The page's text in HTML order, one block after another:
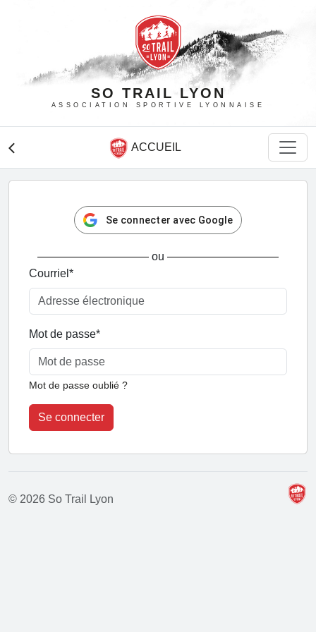
SO TRAIL LYON
ASSOCIATION SPORTIVE LYONNAISE
arrow_back_ios ACCUEIL
Se connecter avec Google
ou
Courriel *
Mot de passe*
Mot de passe oublié ?
Se connecter
© 2026 So Trail Lyon